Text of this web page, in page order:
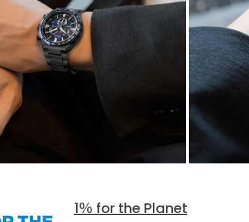
1％ for the Planet